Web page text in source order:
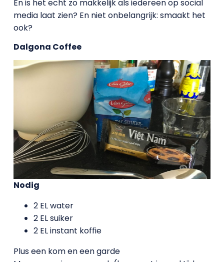
En is het echt zo makkelijk als iedereen op social
media laat zien? En niet onbelangrijk: smaakt het
ook?
Dalgona Coffee
Nodig
2 EL water
2 EL suiker
2 EL instant koffie
Plus een kom en een garde